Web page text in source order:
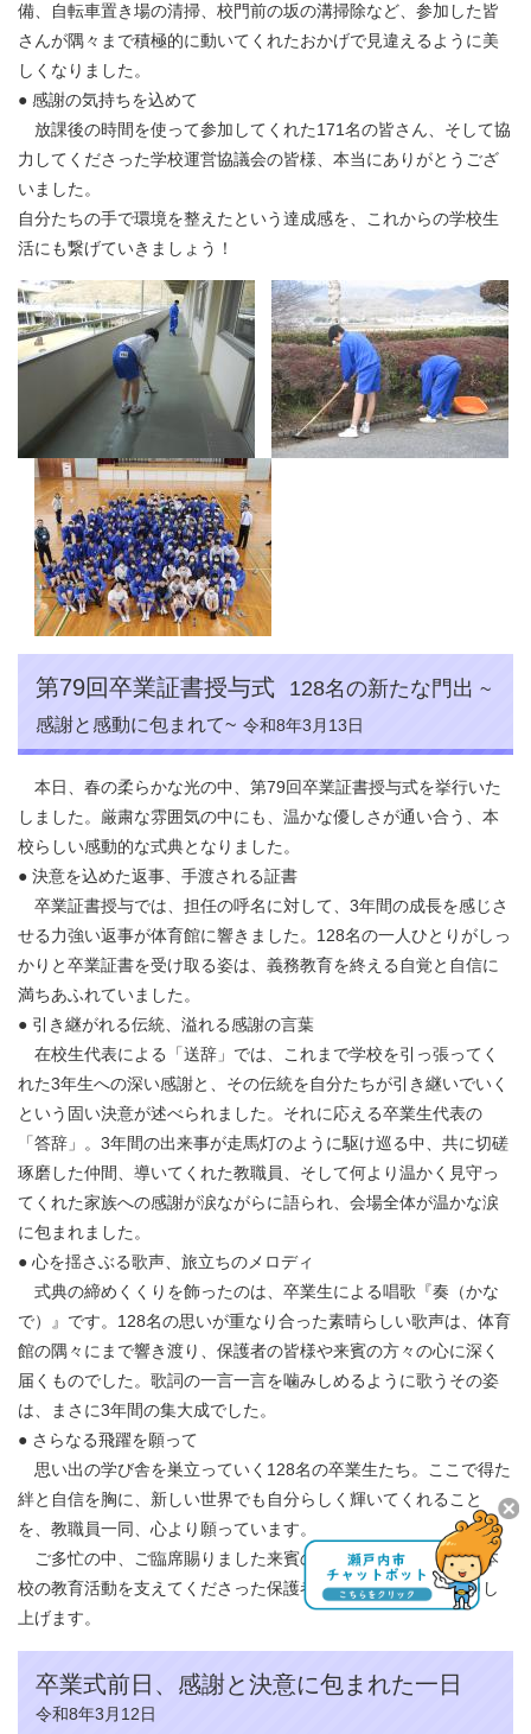
備、自転車置き場の清掃、校門前の坂の溝掃除など、参加した皆
さんが隅々まで積極的に動いてくれたおかげで見違えるように美
しくなりました。
● 感謝の気持ちを込めて
放課後の時間を使って参加してくれた171名の皆さん、そして協
力してくださった学校運営協議会の皆様、本当にありがとうござ
いました。
自分たちの手で環境を整えたという達成感を、これからの学校生
活にも繋げていきましょう！​
第79回卒業証書授与式 128名の新たな門出 ~
感謝と感動に包まれて~ 令和8年3月13日
本日、春の柔らかな光の中、第79回卒業証書授与式を挙行いた
しました。厳粛な雰囲気の中にも、温かな優しさが通い合う、本
校らしい感動的な式典となりました。
● 決意を込めた返事、手渡される証書
卒業証書授与では、担任の呼名に対して、3年間の成長を感じさ
せる力強い返事が体育館に響きました。128名の一人ひとりがしっ
かりと卒業証書を受け取る姿は、義務教育を終える自覚と自信に
満ちあふれていました。
● 引き継がれる伝統、溢れる感謝の言葉
在校生代表による「送辞」では、これまで学校を引っ張ってく
れた3年生への深い感謝と、その伝統を自分たちが引き継いでいく
という固い決意が述べられました。それに応える卒業生代表の
「答辞」。3年間の出来事が走馬灯のように駆け巡る中、共に切磋
琢磨した仲間、導いてくれた教職員、そして何より温かく見守っ
てくれた家族への感謝が涙ながらに語られ、会場全体が温かな涙
に包まれました。
● 心を揺さぶる歌声、旅立ちのメロディ
式典の締めくくりを飾ったのは、卒業生による唱歌『奏（かな
で）』です。128名の思いが重なり合った素晴らしい歌声は、体育
館の隅々にまで響き渡り、保護者の皆様や来賓の方々の心に深く
届くものでした。歌詞の一言一言を噛みしめるように歌うその姿
は、まさに3年間の集大成でした。
● さらなる飛躍を願って
思い出の学び舎を巣立っていく128名の卒業生たち。ここで得た
絆と自信を胸に、新しい世界でも自分らしく輝いてくれること
を、教職員一同、心より願っています。
ご多忙の中、ご臨席賜りました来賓の皆様、そして今日まで本
校の教育活動を支えてくださった保護者の皆様に、厚く御礼申し
上げます。​
卒業式前日、感謝と決意に包まれた一日
令和8年3月12日